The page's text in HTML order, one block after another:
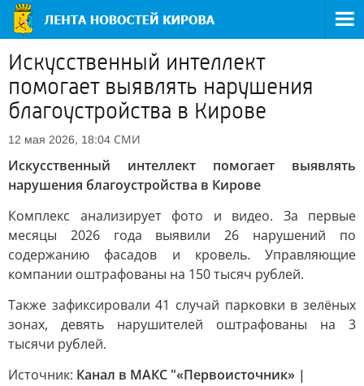
Искусственный интеллект
помогает выявлять нарушения
благоустройства в Кирове
12 мая 2026, 18:04 СМИ
Искусственный интеллект помогает выявлять
нарушения благоустройства в Кирове
Комплекс анализирует фото и видео. За первые
месяцы 2026 года выявили 26 нарушений по
содержанию фасадов и кровель. Управляющие
компании оштрафованы на 150 тысяч рублей.
Также зафиксировали 41 случай парковки в зелёных
зонах, девять нарушителей оштрафованы на 3
тысячи рублей.
Источник: Канал в МАКС "«Первоисточник» |